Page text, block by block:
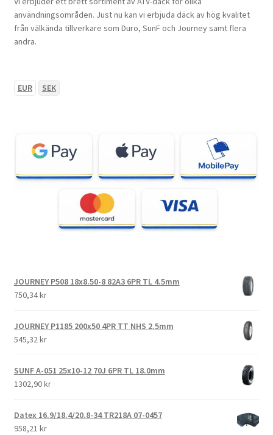
användningsområden. Just nu kan vi erbjuda däck av hög kvalitet
från välkända tillverkare som Duro, SunF och Journey samt flera
andra.
EUR SEK
JOURNEY P508 18x8.50-8 82A3 6PR TL 4.5mm
750,34 kr
JOURNEY P1185 200x50 4PR TT NHS 2.5mm
545,32 kr
SUNF A-051 25x10-12 70J 6PR TL 18.0mm
1302,90 kr
Datex 16.9/18.4/20.8-34 TR218A 07-0457
958,21 kr